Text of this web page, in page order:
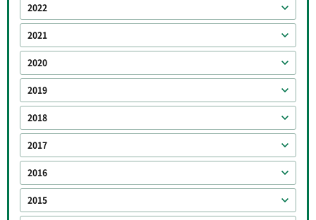
2022
2021
2020
2019
2018
2017
2016
2015